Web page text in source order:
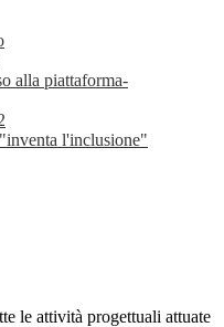
alla piattaforma-
l'inclusione"
le attività progettuali attuate